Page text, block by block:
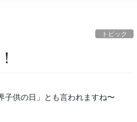
トピック
子供の日」とも言われますね〜